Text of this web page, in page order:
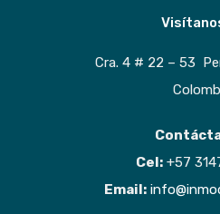
Cra. 4 # 22 – 53
Cel:+57
Email: